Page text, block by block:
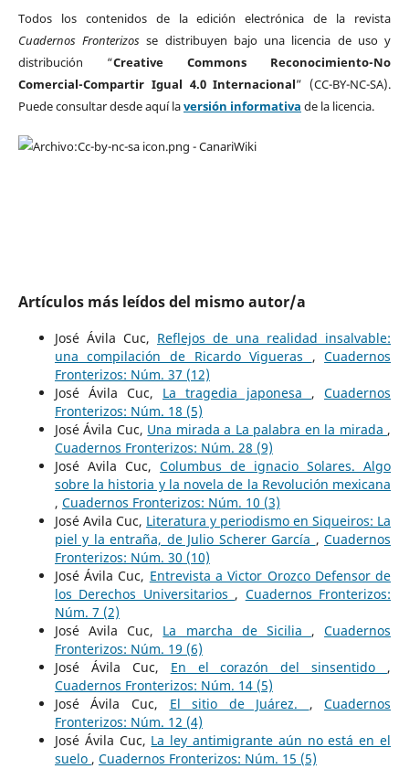
Todos los contenidos de la edición electrónica de la revista
Cuadernos Fronterizos se distribuyen bajo una licencia de uso y
distribución “Creative Commons Reconocimiento-No
Comercial-Compartir Igual 4.0 Internacional” (CC-BY-NC-SA).
Puede consultar desde aquí laversión informativa de la licencia.
Artículos más leídos del mismo autor/a
José Ávila Cuc, Reflejos de una realidad insalvable:
una compilación de Ricardo Vigueras ,Cuadernos
Fronterizos: Núm. 37 (12)
José Ávila Cuc, La tragedia japonesa ,Cuadernos
Fronterizos: Núm. 18 (5)
José Ávila Cuc, Una mirada a La palabra en la mirada ,
Cuadernos Fronterizos: Núm. 28 (9)
José Avila Cuc, Columbus de ignacio Solares. Algo
sobre la historia y la novela de la Revolución mexicana
, Cuadernos Fronterizos: Núm. 10 (3)
José Avila Cuc, Literatura y periodismo en Siqueiros: La
piel y la entraña, de Julio Scherer García ,Cuadernos
Fronterizos: Núm. 30 (10)
José Ávila Cuc, Entrevista a Victor Orozco Defensor de
los Derechos Universitarios , Cuadernos Fronterizos:
Núm. 7 (2)
José Avila Cuc, La marcha de Sicilia ,Cuadernos
Fronterizos: Núm. 19 (6)
José Ávila Cuc, En el corazón del sinsentido ,
Cuadernos Fronterizos: Núm. 14 (5)
José Ávila Cuc, El sitio de Juárez. ,Cuadernos
Fronterizos: Núm. 12 (4)
José Ávila Cuc, La ley antimigrante aún no está en el
suelo , Cuadernos Fronterizos: Núm. 15 (5)